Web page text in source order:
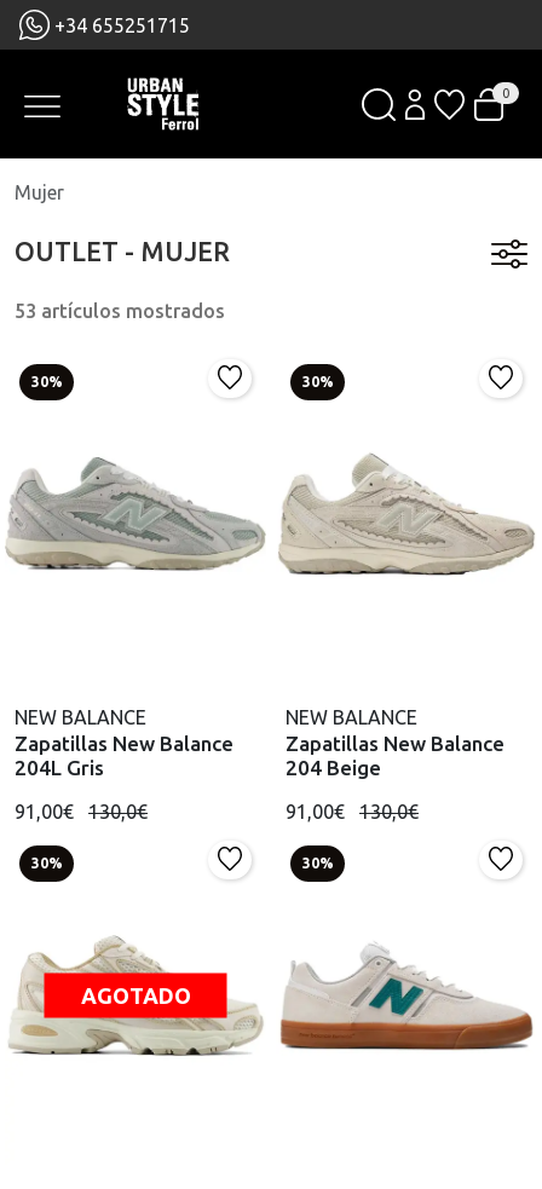
+34 655251715
0
Mujer
OUTLET - MUJER
53 artículos mostrados
30%
NEW BALANCE
Zapatillas New Balance
204L Gris
91,00€ 130,0€
30%
NEW BALANCE
Zapatillas New Balance
204 Beige
91,00€ 130,0€
30%
AGOTADO
30%